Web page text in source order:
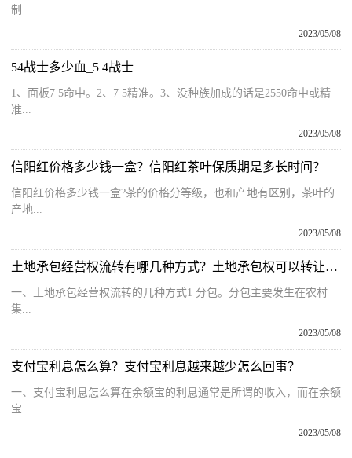
制...
2023/05/08
54战士多少血_5 4战士
1、面板7 5命中。2、7 5精准。3、没种族加成的话是2550命中或精
准...
2023/05/08
信阳红价格多少钱一盒？信阳红茶叶保质期是多长时间？
信阳红价格多少钱一盒?茶的价格分等级，也和产地有区别，茶叶的
产地...
2023/05/08
土地承包经营权流转有哪几种方式？土地承包权可以转让吗？
一、土地承包经营权流转的几种方式1 分包。分包主要发生在农村
集...
2023/05/08
支付宝利息怎么算？支付宝利息越来越少怎么回事？
一、支付宝利息怎么算在余额宝的利息通常是所谓的收入，而在余额
宝...
2023/05/08